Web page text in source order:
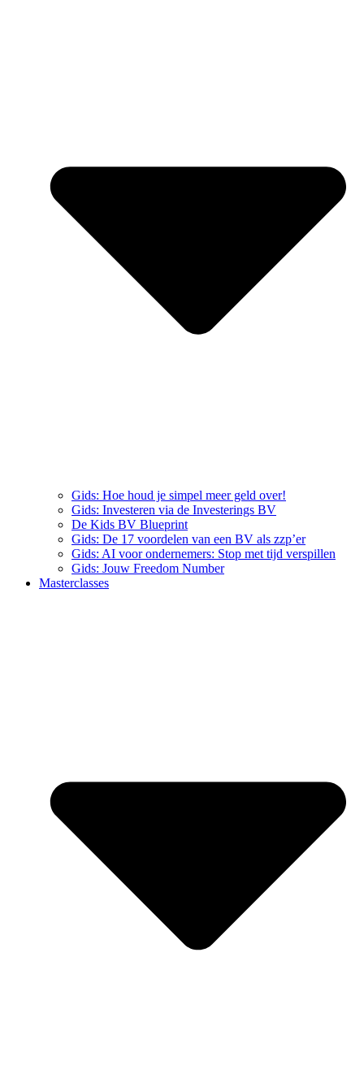
Gids: Hoe houd je simpel meer geld over!
Gids: Investeren via de Investerings BV
De Kids BV Blueprint
Gids: De 17 voordelen van een BV als zzp’er
Gids: AI voor ondernemers: Stop met tijd verspillen
Gids: Jouw Freedom Number
Masterclasses